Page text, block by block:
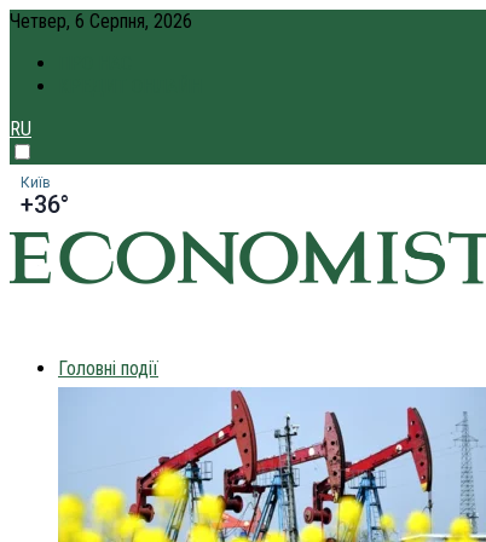
Четвер, 6 Серпня, 2026
RU
Київ
+36°
Головні події